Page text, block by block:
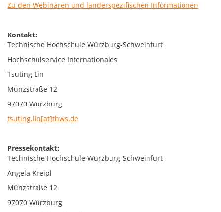
Zu den Webinaren und länderspezifischen Informationen
Kontakt:
Technische Hochschule Würzburg-Schweinfurt
Hochschulservice Internationales
Tsuting Lin
Münzstraße 12
97070 Würzburg
tsuting.lin[at]thws.de
Pressekontakt:
Technische Hochschule Würzburg-Schweinfurt
Angela Kreipl
Münzstraße 12
97070 Würzburg